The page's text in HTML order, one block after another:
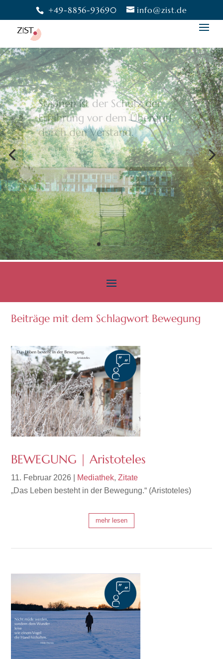
+49-8856-93690 info@zist.de
Bewusstheit gibt uns die
Freiheit,eine Wahl zu treffen.
Moshé Feldenkrais
Beiträge mit dem Schlagwort Bewegung
BEWEGUNG | Aristoteles
11. Februar 2026 Mediathek,Zitate
„Das Leben besteht in der Bewegung.“ (Aristoteles)
mehr lesen